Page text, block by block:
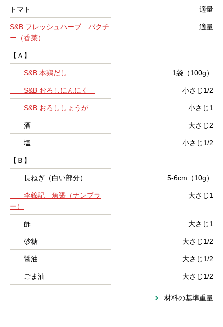
トマト 適量
S&B フレッシュハーブ パクチ
ー（香菜）
適量
【Ａ】
S&B 本鶏だし 1袋（100g）
S&B おろしにんにく 小さじ1/2
S&B おろししょうが 小さじ1
酒 大さじ2
塩 小さじ1/2
【Ｂ】
長ねぎ（白い部分） 5-6cm（10g）
李錦記 魚醤（ナンプラ
ー）
大さじ1
酢 大さじ1
砂糖 大さじ1/2
醤油 大さじ1/2
ごま油 大さじ1/2
材料の基準重量